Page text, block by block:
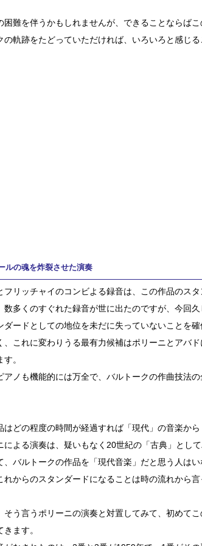
困難を伴うかもしれませんが、できることならば
の軌跡をたどっていただければ、いろいろと感じ
ルの魂を炸裂させた演奏
フリッチャイのコンビよる録音は、この作品のス
数多くのすぐれた録音が世に出たのですが、今回
ダードとしての地位を未だに失っていないことを確
、これに変わりうる最有力候補はポリーニとアバ
。
アノも機能的には万全で、バルトークの作曲技法
はどの程度の時間が経過すれば「現代」の音楽か
による演奏は、疑いもなく20世紀の「古典」とし
、バルトークの作品を「現代音楽」だと思う人は
れからのスタンダードになることは時の流れから言
そう言うポリーニの演奏と対置してみて、初めて
きます。